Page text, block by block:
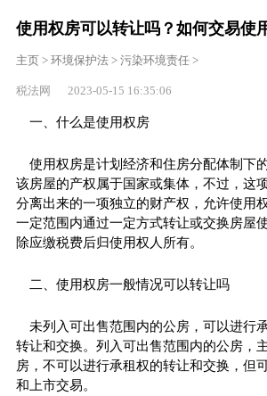
使用权房可以转让吗？如何交易使
主页> 环境保护法> 污染环境责任>
税法网 2023-05-15 16:35:06
一、什么是使用权房
使用权房是计划经济和住房分配体制下
该房屋的产权属于国家或集体，不过，这
分离出来的一项独立的财产权，允许使用
一定范围内通过一定方式转让或交换房屋
除应缴税费后归使用权人所有。
二、使用权房一般情况可以转让吗
未列入可出售范围内的公房，可以进行
转让和交换。列入可出售范围内的公房，
房，不可以进行承租权的转让和交换，但
和上市交易。